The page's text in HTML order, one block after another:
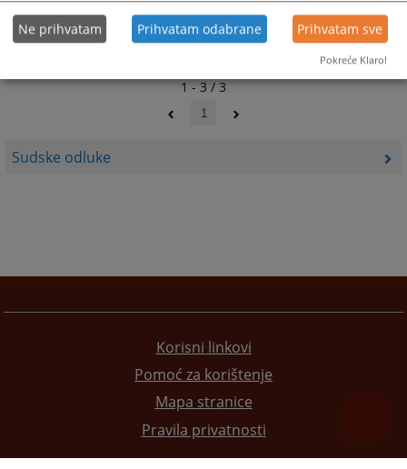
Sudske odluke
1 - 3 / 3
1
Korisni linkovi
Pomoć za korištenje
Mapa stranice
Pravila privatnosti
Ne prihvatam Prihvatam odabrane Prihvatam sve
Pokreće Klaro!